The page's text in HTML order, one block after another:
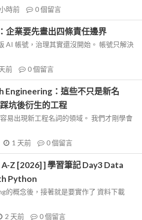
時前 0個留言
企業要先畫出四條責任邊界
AI 帳號，治理其實還沒開始。 帳號只解決
前 0個留言
Engineering：這些不只是新名
坑後衍生的工程
易出現新工程名詞的領域。 我們才剛學會
1 天前 0個留言
Z [2026] ] 學習筆記 Day3 Data
Python
的概念後，接著就是要實作了 資料下載
2 天前 0個留言